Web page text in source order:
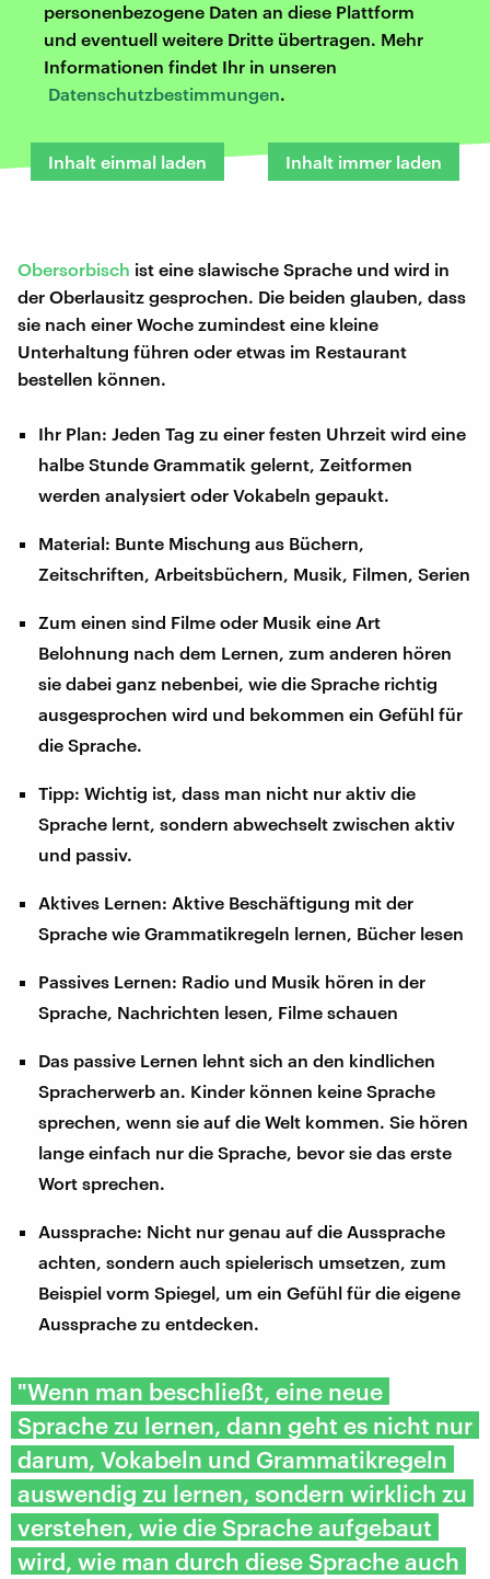
personenbezogene Daten an diese Plattform
und eventuell weitere Dritte übertragen. Mehr
Informationen findet Ihr in unseren
Datenschutzbestimmungen.
Inhalt einmal laden Inhalt immer laden
Obersorbisch ist eine slawische Sprache und wird in
der Oberlausitz gesprochen. Die beiden glauben, dass
sie nach einer Woche zumindest eine kleine
Unterhaltung führen oder etwas im Restaurant
bestellen können.
Ihr Plan: Jeden Tag zu einer festen Uhrzeit wird eine
halbe Stunde Grammatik gelernt, Zeitformen
werden analysiert oder Vokabeln gepaukt.
Material: Bunte Mischung aus Büchern,
Zeitschriften, Arbeitsbüchern, Musik, Filmen, Serien
Zum einen sind Filme oder Musik eine Art
Belohnung nach dem Lernen, zum anderen hören
sie dabei ganz nebenbei, wie die Sprache richtig
ausgesprochen wird und bekommen ein Gefühl für
die Sprache.
Tipp: Wichtig ist, dass man nicht nur aktiv die
Sprache lernt, sondern abwechselt zwischen aktiv
und passiv.
Aktives Lernen: Aktive Beschäftigung mit der
Sprache wie Grammatikregeln lernen, Bücher lesen
Passives Lernen: Radio und Musik hören in der
Sprache, Nachrichten lesen, Filme schauen
Das passive Lernen lehnt sich an den kindlichen
Spracherwerb an. Kinder können keine Sprache
sprechen, wenn sie auf die Welt kommen. Sie hören
lange einfach nur die Sprache, bevor sie das erste
Wort sprechen.
Aussprache: Nicht nur genau auf die Aussprache
achten, sondern auch spielerisch umsetzen, zum
Beispiel vorm Spiegel, um ein Gefühl für die eigene
Aussprache zu entdecken.
"Wenn man beschließt, eine neue
Sprache zu lernen, dann geht es nicht nur
darum, Vokabeln und Grammatikregeln
auswendig zu lernen, sondern wirklich zu
verstehen, wie die Sprache aufgebaut
wird, wie man durch diese Sprache auch